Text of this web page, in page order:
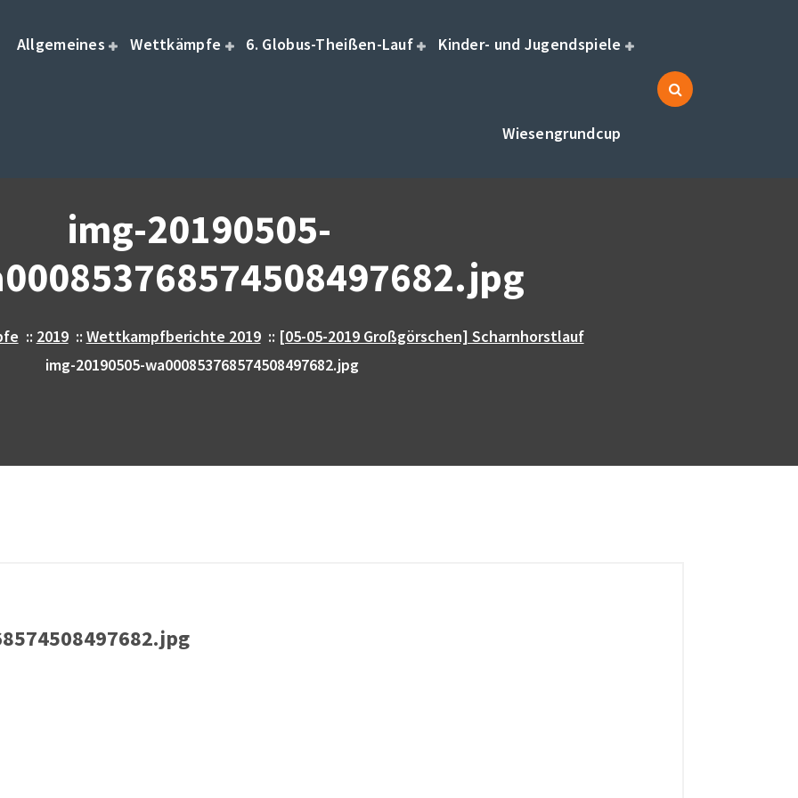
Allgemeines Wettkämpfe 6. Globus-Theißen-Lauf Kinder- und Jugendspiele
Wiesengrundcup
img-20190505-
:: 2019:: Wettkampfberichte 2019:: [05-05-2019 Großgörschen] Scharnhorstlauf
img-20190505-wa000853768574508497682.jpg